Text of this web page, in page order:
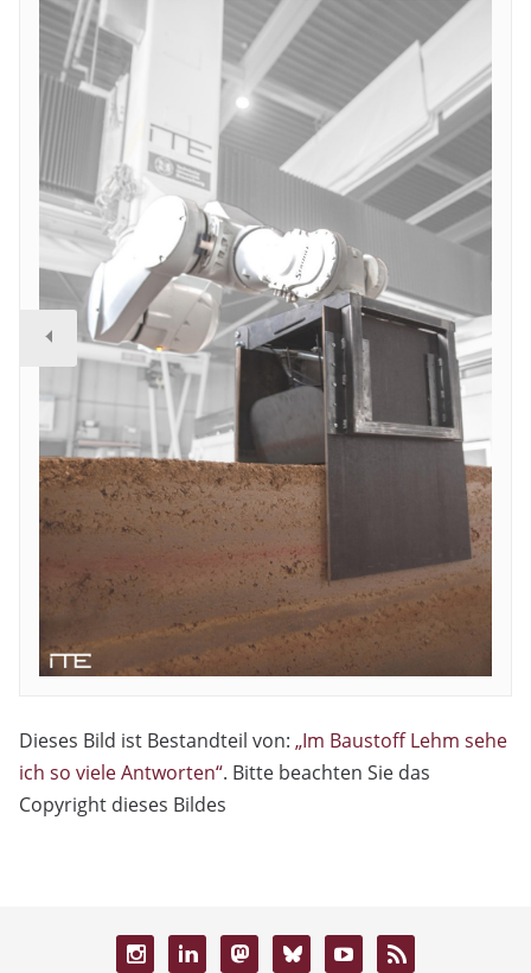
Dieses Bild ist Bestandteil von: „Im Baustoff Lehm sehe
ich so viele Antworten“. Bitte beachten Sie das
Copyright dieses Bildes